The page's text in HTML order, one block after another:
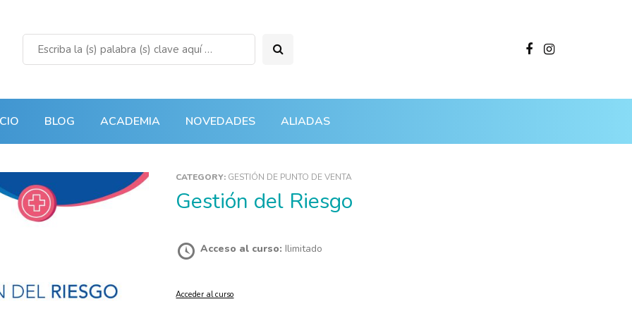
BLOG ACADEMIA NOVEDADES ALIADAS
CATEGORY: GESTIÓN DE PUNTO DE VENTA
Gestión del Riesgo
Acceso al curso: Ilimitado
Acceder al curso